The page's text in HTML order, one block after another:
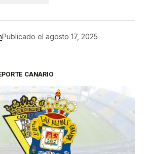
Publicado el agosto 17, 2025
CANARIO